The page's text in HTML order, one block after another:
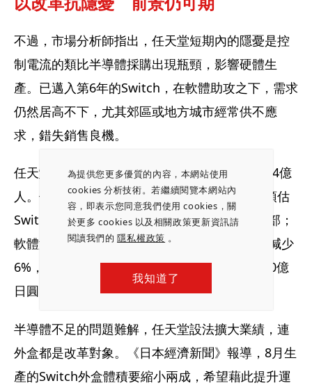
為提供您更多優質的內容，本網站使用
cookies 分析技術。若繼續閱覽本網站內
容，即表示您同意我們使用 cookies，關
於更多 cookies 以及相關政策更新資訊請
閱讀我們的隱私權政策 。
我知道了
不過，市場分析師指出，任天堂短期內的隱憂是控
制電流的類比半導體採購出現瓶頸，影響硬體生
產。已邁入第6年的Switch，在軟體助攻之下，需求
仍然居高不下，尤其郊區或地方城市經常供不應
求，錯失銷售良機。
任天堂的玩家人數持續成長，2021年度達到1.04億
人。但2023年3月底為止的2022年度，該公司預估
Switch全球銷售量比前1年減少9%，為2100萬部；
軟體減少11%，為2.1億套；至於營業額，估計減少
6%，為1.6兆日圓，營業利益年減16%，為5000億
日圓，淨利更減少29%，僅3400億日圓。
半導體不足的問題難解，任天堂設法擴大業績，連
外盒都是改革對象。《日本經濟新聞》報導，8月生
產的Switch外盒體積要縮小兩成，希望藉此提升運